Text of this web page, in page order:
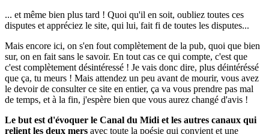
... et même bien plus tard ! Quoi qu'il en soit, oubliez toutes ces
disputes et appréciez le site, qui lui, fait fi de toutes les disputes...
Mais encore ici, on s'en fout complètement de la pub, quoi que bien
sur, on en fait sans le savoir. En tout cas ce qui compte, c'est que
c'est complètement désintéressé ! Je vais donc dire, plus déintéréssé
que ça, tu meurs ! Mais attendez un peu avant de mourir, vous avez
le devoir de consulter ce site en entier, ça va vous prendre pas mal
de temps, et à la fin, j'espère bien que vous aurez changé d'avis !
Le but est d'évoquer le Canal du Midi et les autres canaux qui
relient les deux mers avec toute la poésie qui convient et une